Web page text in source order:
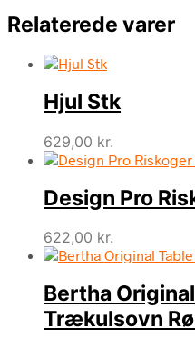
Relaterede varer
Hjul Stk
629,00 kr.
Design Pro
622,00 kr.
Bertha
Trækulsovn